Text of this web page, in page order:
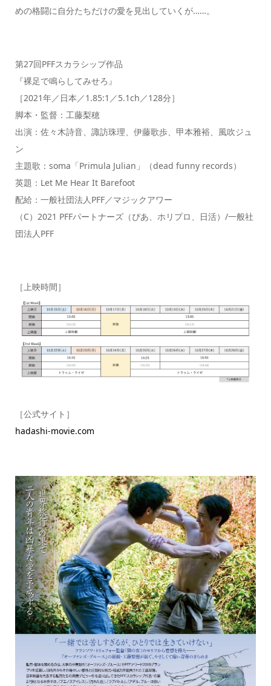
めの格闘に自分たちだけの愛を見出していくが……。
第27回PFFスカラシップ作品
『裸足で鳴らしてみせろ』
［2021年／日本／1.85:1／5.1ch／128分］
脚本・監督：工藤梨穂
出演：佐々木詩音、諏訪珠理、伊藤歌歩、甲本雅裕、風吹ジュ
ン
主題歌：soma「Primula Julian」（dead funny records）
英題：Let Me Hear It Barefoot
配給：一般社団法人PFF／マジックアワー
（C）2021 PFFパートナーズ（ぴあ、ホリプロ、日活）/一般社
団法人PFF
［上映時間］
［公式サイト］
hadashi-movie.com